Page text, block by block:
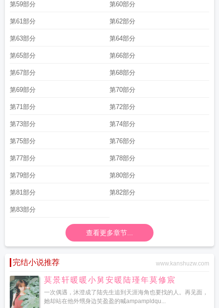
第59部分 第60部分
第61部分 第62部分
第63部分 第64部分
第65部分 第66部分
第67部分 第68部分
第69部分 第70部分
第71部分 第72部分
第73部分 第74部分
第75部分 第76部分
第77部分 第78部分
第79部分 第80部分
第81部分 第82部分
第83部分
查看更多章节...
完结小说推荐 www.kanshuzw.com
莫景轩暖暖小舅安暖陆瑾年莫修宸
一次偶遇，沐澄成了陆先生追到天涯海角也要找的人。再见面，
她却站在他外甥身边笑盈盈的喊ampampldqu...